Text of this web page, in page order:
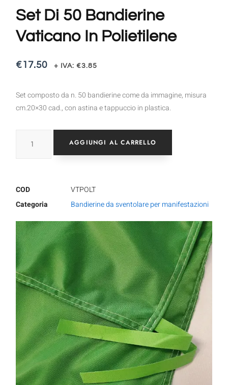
Set Di 50 Bandierine
Vaticano In Polietilene
€17.50 + IVA: €3.85
Set composto da n. 50 bandierine come da immagine, misura
cm.20×30 cad., con astina e tappuccio in plastica.
AGGIUNGI AL CARRELLO
COD
VTPOLT
Categoria
Bandierine da sventolare per manifestazioni